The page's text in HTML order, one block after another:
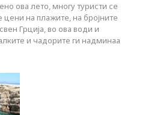
ова лето, многу туристи се
на плажите, на бројните
Грција, во ова води и
и чадорите ги надминаа